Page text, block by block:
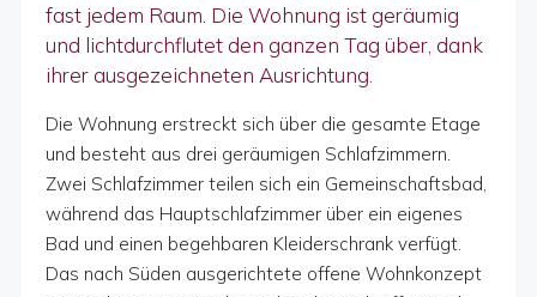
fast jedem Raum. Die Wohnung ist geräumig
und lichtdurchflutet den ganzen Tag über, dank
ihrer ausgezeichneten Ausrichtung.
Die Wohnung erstreckt sich über die gesamte Etage
und besteht aus drei geräumigen Schlafzimmern.
Zwei Schlafzimmer teilen sich ein Gemeinschaftsbad,
während das Hauptschlafzimmer über ein eigenes
Bad und einen begehbaren Kleiderschrank verfügt.
Das nach Süden ausgerichtete offene Wohnkonzept